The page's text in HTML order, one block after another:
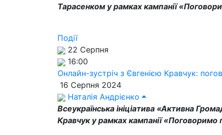
Тарасенком у рамках кампанії
Події
22 Серпня
16:00
Онлайн-зустріч з Євгенією Кравчук:
16 Серпня 2024
Наталія Андрієнко
Всеукраїнська ініціатива «Активна
Кравчук у рамках кампанії «Поговоримо